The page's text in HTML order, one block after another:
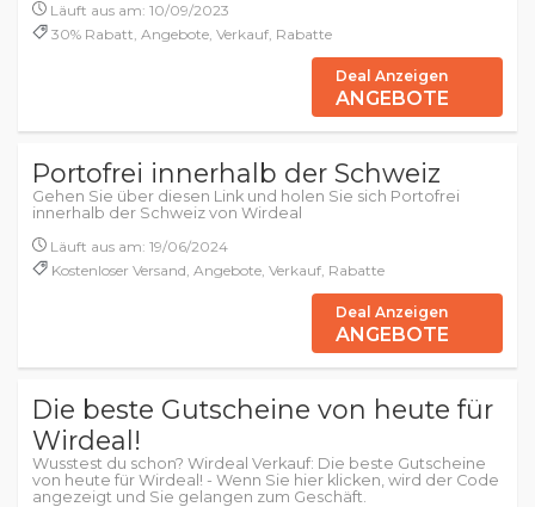
Läuft aus am: 10/09/2023
30% Rabatt, Angebote, Verkauf, Rabatte
Deal Anzeigen
ANGEBOTE
Portofrei innerhalb der Schweiz
Gehen Sie über diesen Link und holen Sie sich Portofrei
innerhalb der Schweiz von Wirdeal
Läuft aus am: 19/06/2024
Kostenloser Versand, Angebote, Verkauf, Rabatte
Deal Anzeigen
ANGEBOTE
Die beste Gutscheine von heute für
Wirdeal!
Wusstest du schon? Wirdeal Verkauf: Die beste Gutscheine
von heute für Wirdeal! - Wenn Sie hier klicken, wird der Code
angezeigt und Sie gelangen zum Geschäft.